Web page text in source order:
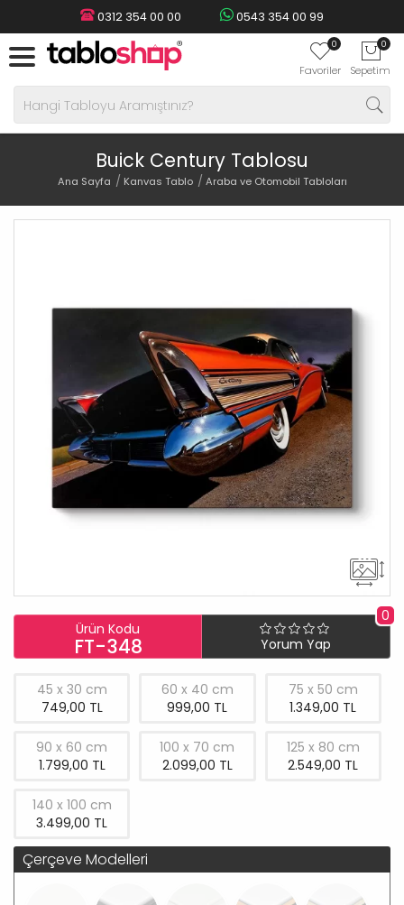
0312 354 00 00 0543 354 00 99
0
Favoriler
0
Sepetim
Buick Century Tablosu
Ana Sayfa Kanvas Tablo Araba ve Otomobil Tabloları
Ürün Kodu
FT-348
0
Yorum Yap
45 x 30 cm
749,00 TL
60 x 40 cm
999,00 TL
75 x 50 cm
1.349,00 TL
90 x 60 cm
1.799,00 TL
100 x 70 cm
2.099,00 TL
125 x 80 cm
2.549,00 TL
140 x 100 cm
3.499,00 TL
Çerçeve Modelleri